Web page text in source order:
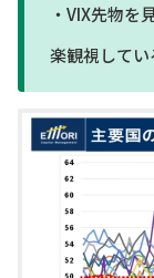
・VIX先物を
楽観視してい